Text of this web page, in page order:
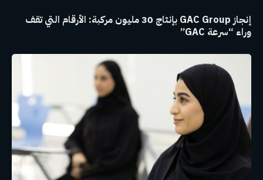
إنجاز GAC Group بإنتاج 30 مليون مركبة: الأرقام التي تقف
وراء “سرعة GAC”